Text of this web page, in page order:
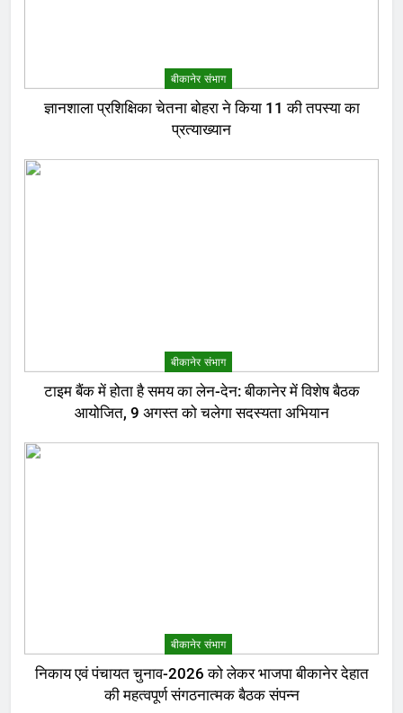
बीकानेर संभाग
ज्ञानशाला प्रशिक्षिका चेतना बोहरा ने किया 11 की तपस्या का
प्रत्याख्यान
बीकानेर संभाग
टाइम बैंक में होता है समय का लेन-देन: बीकानेर में विशेष बैठक
आयोजित, 9 अगस्त को चलेगा सदस्यता अभियान
बीकानेर संभाग
निकाय एवं पंचायत चुनाव-2026 को लेकर भाजपा बीकानेर देहात
की महत्वपूर्ण संगठनात्मक बैठक संपन्न